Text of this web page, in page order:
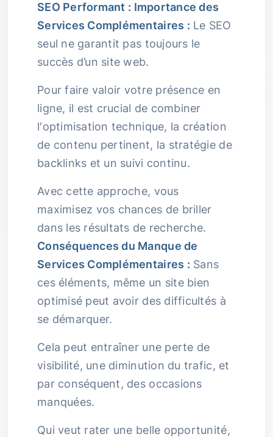
SEO Performant : Importance des
Services Complémentaires : Le SEO
seul ne garantit pas toujours le
succès d’un site web.
Pour faire valoir votre présence en
ligne, il est crucial de combiner
l'optimisation technique, la création
de contenu pertinent, la stratégie de
backlinks et un suivi continu.
Avec cette approche, vous
maximisez vos chances de briller
dans les résultats de recherche.
Conséquences du Manque de
Services Complémentaires : Sans
ces éléments, même un site bien
optimisé peut avoir des difficultés à
se démarquer.
Cela peut entraîner une perte de
visibilité, une diminution du trafic, et
par conséquent, des occasions
manquées.
Qui veut rater une belle opportunité,